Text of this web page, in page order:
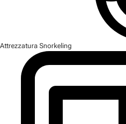
Attrezzatura Snorkeling